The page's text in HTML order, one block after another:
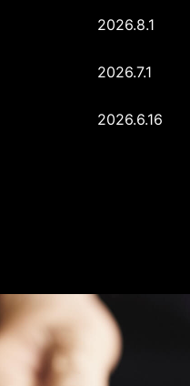
2026.8.1
2026.7.1
2026.6.16